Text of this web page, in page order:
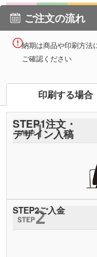
ご注文の流れ
納期は商品や印刷方法
ご確認ください
印刷する場合
STEP1注文・
デザイン入稿
STEP2ご入金